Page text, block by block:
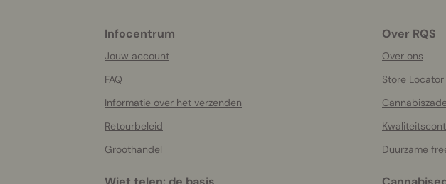
Infocentrum
Jouw account
FAQ
Informatie over het verzenden
Retourbeleid
Groothandel
Over RQS
Over ons
Store Locator
Duurzame